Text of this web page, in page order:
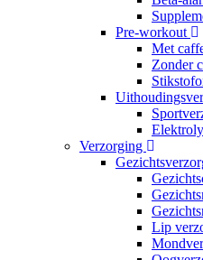
Pre-workout
Met
Zonder
Verzorging
Lip